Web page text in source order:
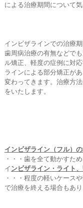
による治療期間について
インビザラインでの治療
歯周病治療の有無などで
ル矯正、軽度の症例に対
ラインによる部分矯正が
変わってきます。治療方
をいたします。
インビザライン（フル）
・・・歯を全て動かすた
イ ンビザライン・ライト
・・・程度の軽いケース
で治療を終える場合もあり